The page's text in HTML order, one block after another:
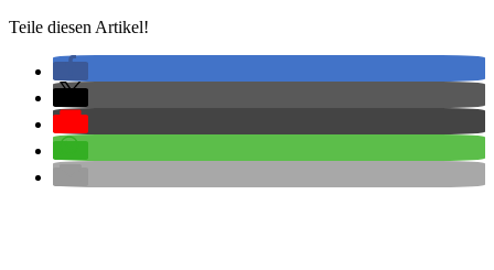
Teile diesen Artikel!